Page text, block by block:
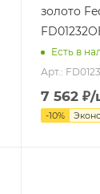
золото
Есть в
Арт.:
7 562₽/
-10%